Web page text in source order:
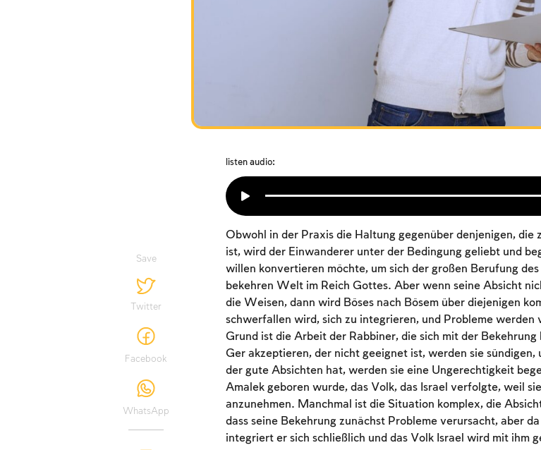
listen audio:
Save
Twitter
Facebook
WhatsApp
Obwohl in der Praxis die Haltung gegenüber denjenigen, die
ist, wird der Einwanderer unter der Bedingung geliebt und
willen konvertieren möchte, um sich der großen Berufung
bekehren Welt im Reich Gottes. Aber wenn seine Absicht
die Weisen, dann wird Böses nach Bösem über diejenigen
schwerfallen wird, sich zu integrieren, und Probleme werden
Grund ist die Arbeit der Rabbiner, die sich mit der
Ger akzeptieren, der nicht geeignet ist, werden sie sündigen,
der gute Absichten hat, werden sie eine Ungerechtigkeit
Amalek geboren wurde, das Volk, das Israel verfolgte, weil
anzunehmen. Manchmal ist die Situation komplex, die
dass seine Bekehrung zunächst Probleme verursacht, aber
integriert er sich schließlich und das Volk Israel wird mit ihm
Account required
To mark concepts as learned, you'll
an account or log in.
Sign up Login